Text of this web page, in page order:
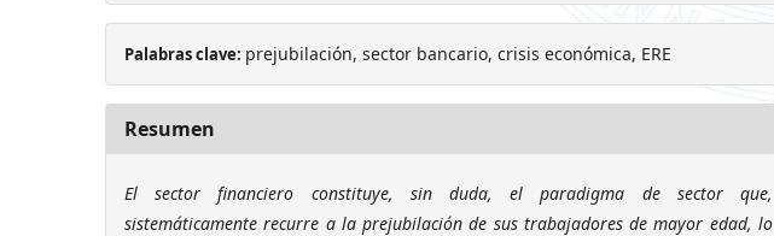
Palabras clave: prejubilación, sector bancario, crisis económica, ERE
Resumen
El sector financiero constituye, sin duda, el paradigma de sector que,
sistemáticamente recurre a la prejubilación de sus trabajadores de mayor edad, lo